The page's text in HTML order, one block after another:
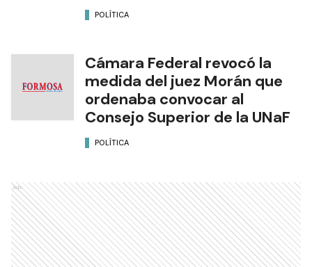
POLÍTICA
Cámara Federal revocó la
medida del juez Morán que
ordenaba convocar al
Consejo Superior de la UNaF
POLÍTICA
Ads